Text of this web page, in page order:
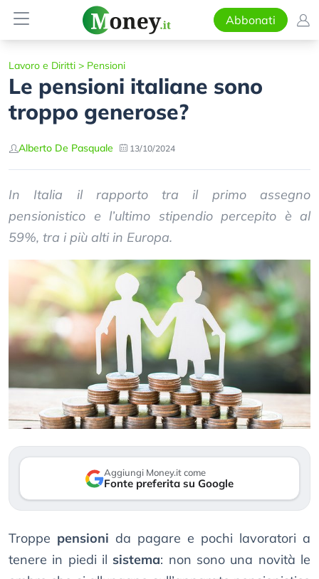
Abbonati
Lavoro e Diritti > Pensioni
Le pensioni italiane sono
troppo generose?
Alberto De Pasquale 13/10/2024
In Italia il rapporto tra il primo assegno
pensionistico e l’ultimo stipendio percepito è al
59%, tra i più alti in Europa.
Aggiungi Money.it come
Fonte preferita su Google
Troppe pensioni da pagare e pochi lavoratori a
tenere in piedi il sistema: non sono una novità le